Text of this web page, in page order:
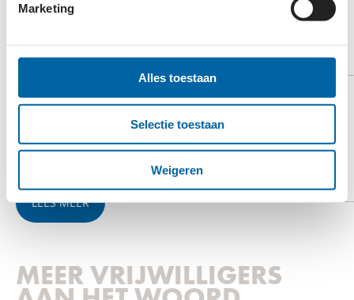
Marketing
Alles toestaan
Selectie toestaan
Weigeren
OOGFONDS
het bereiken van dat doel.
LEES MEER
MEER VRIJWILLIGERS